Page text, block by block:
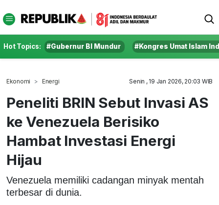
Hot Topics: #Gubernur BI Mundur #Kongres Umat Islam
Ekonomi Energi Senin , 19 Jan 2026, 20:03 WIB
Peneliti BRIN Sebut Invasi AS
ke Venezuela Berisiko
Hambat Investasi Energi
Hijau
Venezuela memiliki cadangan minyak mentah
terbesar di dunia.